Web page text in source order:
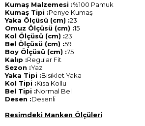
Kumaş Malzemesi :%100 Pamuk
Kumaş Tipi :Penye Kumaş
Yaka Ölçüsü (cm) :23
Omuz Ölçüsü (cm) :15
Kol Ölçüsü (cm) :23
Bel Ölçüsü (cm) :59
Boy Ölçüsü (cm) :75
Kalıp :Regular Fit
Sezon :Yaz
Yaka Tipi :Bisiklet Yaka
Kol Tipi :Kısa Kollu
Bel Tipi :Normal Bel
Desen :Desenli
Resimdeki Manken Ölçüleri